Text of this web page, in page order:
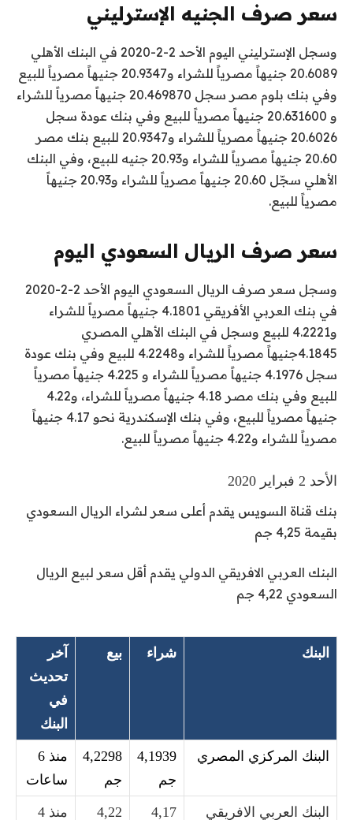
سعر صرف الجنيه الإسترليني
وسجل الإسترليني اليوم الأحد 2-2-2020 في البنك الأهلي
20.6089 جنيهاً مصرياً للشراء و20.9347 جنيهاً مصرياً للبيع
وفي بنك بلوم مصر سجل 20.469870 جنيهاً مصرياً للشراء
و 20.631600 جنيهاً مصرياً للبيع وفي بنك عودة سجل
20.6026 جنيهاً مصرياً للشراء و20.9347 للبيع بنك مصر
20.60 جنيهاً مصرياً للشراء و20.93 جنيه للبيع، وفي البنك
الأهلي سجّل 20.60 جنيهاً مصرياً للشراء و20.93 جنيهاً
مصرياً للبيع.
سعر صرف الريال السعودي اليوم
وسجل سعر صرف الريال السعودي اليوم الأحد 2-2-2020
في بنك العربي الأفريقي 4.1801 جنيهاً مصرياً للشراء
و4.2221 للبيع وسجل في البنك الأهلي المصري
4.1845جنيهاً مصرياً للشراء و4.2248 للبيع وفي بنك عودة
سجل 4.1976 جنيهاً مصرياً للشراء و 4.225 جنيهاً مصرياً
للبيع وفي بنك مصر 4.18 جنيهاً مصرياً للشراء، و4.22
جنيهاً مصرياً للبيع، وفي بنك الإسكندرية نحو 4.17 جنيهاً
مصرياً للشراء و4.22 جنيهاً مصرياً للبيع.
الأحد 2 فبراير 2020
بنك قناة السويس يقدم أعلى سعر لشراء الريال السعودي
بقيمة 4,25 جم
البنك العربي الافريقي الدولي يقدم أقل سعر لبيع الريال
السعودي 4,22 جم
البنك شراء بيع
آخر
تحديث
في
البنك
البنك المركزي المصري
4,1939
جم
4,2298
جم
منذ 6
ساعات
البنك العربي الافريقي
4,17
4,22
منذ 4